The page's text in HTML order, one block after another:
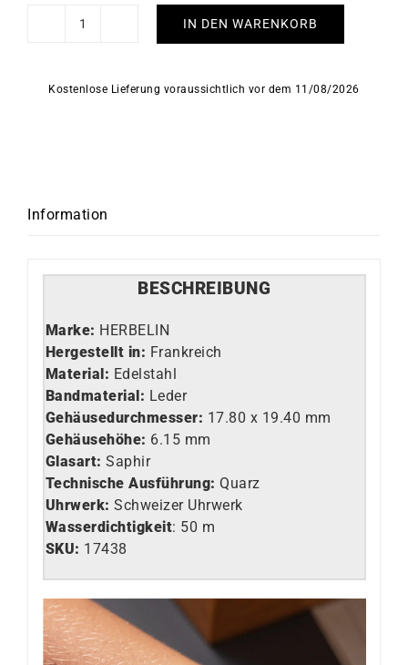
HERBELIN
Déco
IN DEN WARENKORB
Kostenlose Lieferung voraussichtlich vor dem 11/08/2026
Information
BESCHREIBUNG
Marke: HERBELIN
Hergestellt in: Frankreich
Material: Edelstahl
Bandmaterial: Leder
Gehäusedurchmesser: 17.80 x 19.40 mm
Gehäusehöhe: 6.15 mm
Glasart: Saphir
Technische Ausführung: Quarz
Uhrwerk: Schweizer Uhrwerk
Wasserdichtigkeit: 50 m
SKU: 17438